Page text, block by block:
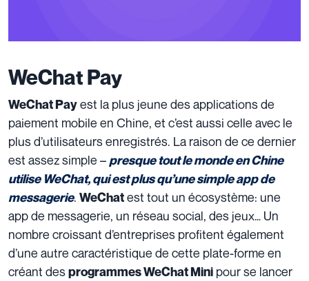
WeChat Pay
WeChat Payest la plus jeune des applications de
paiement mobile en Chine, et c’est aussi celle avec le
plus d’utilisateurs enregistrés. La raison de ce dernier
est assez simple –presque tout le monde en Chine
utilise WeChat, qui est plus qu’une simple app de
messagerie. WeChatest tout un écosystème: une
app de messagerie, un réseau social, des jeux… Un
nombre croissant d’entreprises profitent également
d’une autre caractéristique de cette plate-forme en
créant desprogrammes WeChat Mini pour se lancer